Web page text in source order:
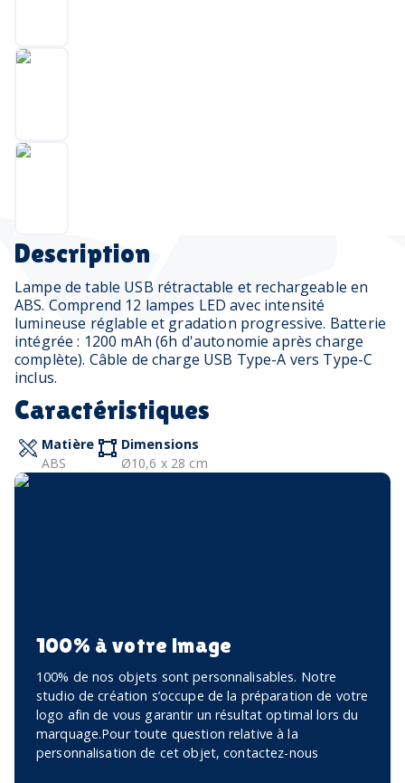
Description
Lampe de table USB rétractable et rechargeable en
ABS. Comprend 12 lampes LED avec intensité
lumineuse réglable et gradation progressive. Batterie
intégrée : 1200 mAh (6h d'autonomie après charge
complète). Câble de charge USB Type-A vers Type-C
inclus.
Caractéristiques
Matière
ABS
Dimensions
Ø10,6 x 28 cm
100% à votre image
100% de nos objets sont personnalisables. Notre
studio de création s’occupe de la préparation de votre
logo afin de vous garantir un résultat optimal lors du
marquage.Pour toute question relative à la
personnalisation de cet objet, contactez-nous